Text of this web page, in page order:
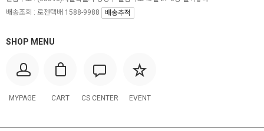
SHOP MENU
MYPAGE CART CS CENTER EVENT
배송조회 : 로젠택배 1588-9988
배송추적